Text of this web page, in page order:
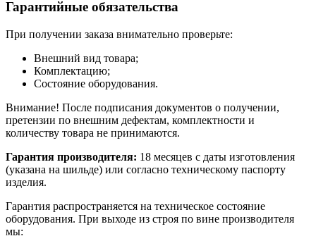
Гарантийные обязательства
При получении заказа внимательно проверьте:
Внешний вид товара;
Комплектацию;
Состояние оборудования.
Внимание! После подписания документов о получении,
претензии по внешним дефектам, комплектности и
количеству товара не принимаются.
Гарантия производителя: 18 месяцев с даты изготовления
(указана на шильде) или согласно техническому паспорту
изделия.
Гарантия распространяется на техническое состояние
оборудования. При выходе из строя по вине производителя
мы: